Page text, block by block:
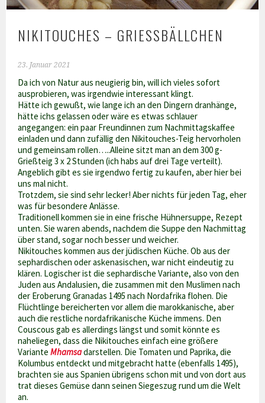
NIKITOUCHES – GRIESSBÄLLCHEN
23. Januar 2021
Da ich von Natur aus neugierig bin, will ich vieles sofort
ausprobieren, was irgendwie interessant klingt.
Hätte ich gewußt, wie lange ich an den Dingern dranhänge,
hätte ichs gelassen oder wäre es etwas schlauer
angegangen: ein paar Freundinnen zum Nachmittagskaffee
einladen und dann zufällig den Nikitouches-Teig hervorholen
und gemeinsam rollen…..Alleine sitzt man an dem 300 g-
Grießteig 3 x 2 Stunden (ich habs auf drei Tage verteilt).
Angeblich gibt es sie irgendwo fertig zu kaufen, aber hier bei
uns mal nicht.
Trotzdem, sie sind sehr lecker! Aber nichts für jeden Tag, eher
was für besondere Anlässe.
Traditionell kommen sie in eine frische Hühnersuppe, Rezept
unten. Sie waren abends, nachdem die Suppe den Nachmittag
über stand, sogar noch besser und weicher.
Nikitouches kommen aus der jüdischen Küche. Ob aus der
sephardischen oder askenasischen, war nicht eindeutig zu
klären. Logischer ist die sephardische Variante, also von den
Juden aus Andalusien, die zusammen mit den Muslimen nach
der Eroberung Granadas 1495 nach Nordafrika flohen. Die
Flüchtlinge bereicherten vor allem die marokkanische, aber
auch die restliche nordafrikanische Küche immens. Den
Couscous gab es allerdings längst und somit könnte es
naheliegen, dass die Nikitouches einfach eine größere
VarianteMhamsadarstellen. Die Tomaten und Paprika, die
Kolumbus entdeckt und mitgebracht hatte (ebenfalls 1495),
brachten sie aus Spanien übrigens schon mit und von dort aus
trat dieses Gemüse dann seinen Siegeszug rund um die Welt
an.